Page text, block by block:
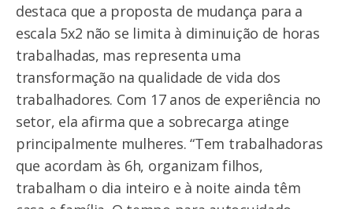
destaca que a proposta de mudança para a
escala 5x2 não se limita à diminuição de horas
trabalhadas, mas representa uma
transformação na qualidade de vida dos
trabalhadores. Com 17 anos de experiência no
setor, ela afirma que a sobrecarga atinge
principalmente mulheres. “Tem trabalhadoras
que acordam às 6h, organizam filhos,
trabalham o dia inteiro e à noite ainda têm